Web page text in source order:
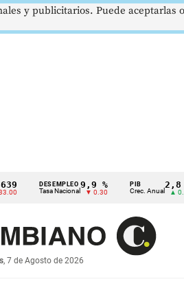
DESEMPLEO
Tasa Nacional
9,9 %
▼ 0.30
PIB
Crec. Anual
2,8 %
▲ 0.10
, 7 de Agosto de 2026
y publicitarios. Puede aceptarlas